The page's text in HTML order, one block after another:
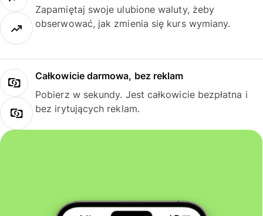
Zapamiętaj swoje ulubione waluty, żeby
obserwować, jak zmienia się kurs wymiany.
Całkowicie darmowa, bez reklam
Pobierz w sekundy. Jest całkowicie bezpłatna i
bez irytujących reklam.